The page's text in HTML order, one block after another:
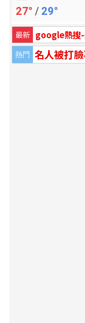
27° / 29°
最新 google熱搜
熱門 名人被打